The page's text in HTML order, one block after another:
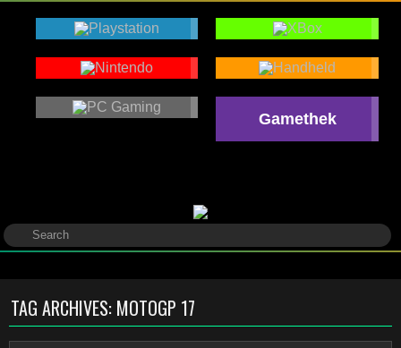
Gamethek
TAG ARCHIVES: MOTOGP 17